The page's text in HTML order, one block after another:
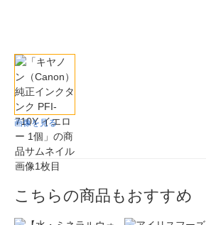
画像を見る
こちらの商品もおすすめ